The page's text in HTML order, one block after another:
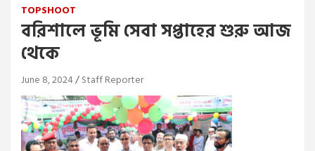
TOPSHOOT
বরিশালে ভূমি সেবা সপ্তাহের শুরু আজ
থেকে
June 8, 2024 Staff Reporter